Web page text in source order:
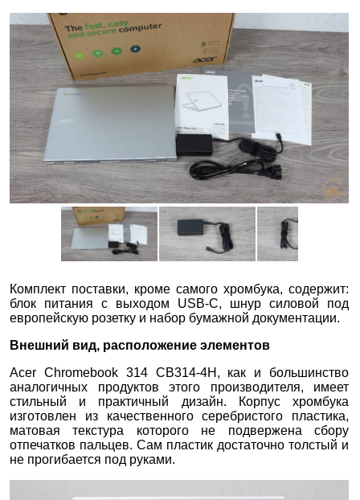
Комплект поставки, кроме самого хромбука, содержит:
блок питания с выходом USB-C, шнур силовой под
европейскую розетку и набор бумажной документации.
Внешний вид, расположение элементов
Acer Chromebook 314 CB314-4H, как и большинство
аналогичных продуктов этого производителя, имеет
стильный и практичный дизайн. Корпус хромбука
изготовлен из качественного серебристого пластика,
матовая текстура которого не подвержена сбору
отпечатков пальцев. Сам пластик достаточно толстый и
не прогибается под руками.